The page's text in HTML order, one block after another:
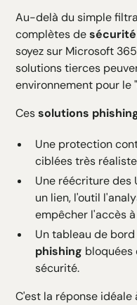
Au-delà du simple
complètes de
soyez sur Microsoft
solutions tierces
environnement pour le
Cessolutions
Une protection
ciblées très
Une réécriture des
un lien, l'outil
empêcher l'accès
Un tableau de
phishing
sécurité.
C'est la réponse idéale